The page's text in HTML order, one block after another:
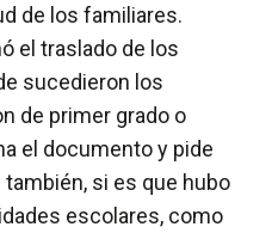
de los familiares.
el traslado de los
sucedieron los
de primer grado o
el documento y pide
si es que hubo
escolares, como